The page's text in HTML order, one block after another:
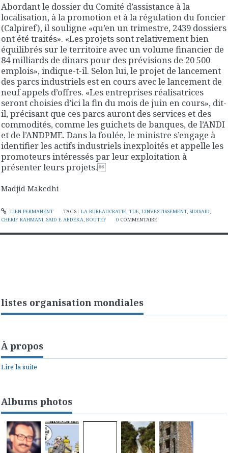
Abordant le dossier du Comité d’assistance à la
localisation, à la promotion et à la régulation du foncier
(Calpiref), il souligne «qu’en un trimestre, 2439 dossiers
ont été traités». «Les projets sont relativement bien
équilibrés sur le territoire avec un volume financier de
84 milliards de dinars pour des prévisions de 20 500
emplois», indique-t-il. Selon lui, le projet de lancement
des parcs industriels est en cours avec le lancement de
neuf appels d’offres. «Les entreprises réalisatrices
seront choisies d’ici la fin du mois de juin en cours», dit-
il, précisant que ces parcs auront des services et des
commodités, comme les guichets de banques, de l’ANDI
et de l’ANDPME. Dans la foulée, le ministre s’engage à
identifier les actifs industriels inexploités et appelle les
promoteurs intéressés par leur exploitation à
présenter leurs projets.
Madjid Makedhi
LIEN PERMANENT TAGS : LA BUREAUCRATIE, TUE, L’INVESTISSEMENT, SIDISAID,
CHERIF RAHMANI, SAID E ABDEKA, BOUTEF 0 COMMENTAIRE
listes organisation mondiales
À propos
Lire la suite
Albums photos